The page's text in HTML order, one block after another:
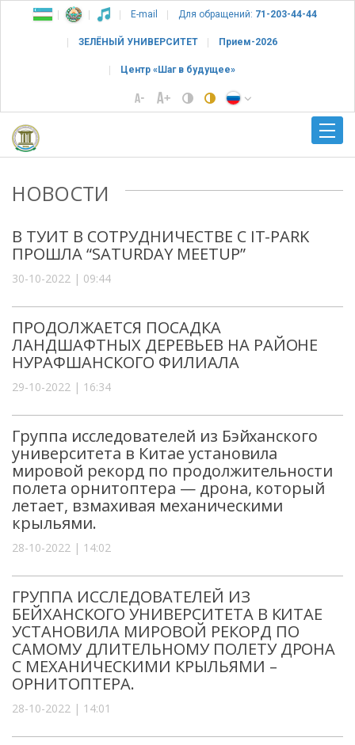
E-mail Для обращений: 71-203-44-44
ЗЕЛЁНЫЙ УНИВЕРСИТЕТ Прием-2026
Центр «Шаг в будущее»
НОВОСТИ
В ТУИТ В СОТРУДНИЧЕСТВЕ С IT-PARK
ПРОШЛА “SATURDAY MEETUP”
30-10-2022 | 09:44
ПРОДОЛЖАЕТСЯ ПОСАДКА
ЛАНДШАФТНЫХ ДЕРЕВЬЕВ НА РАЙОНЕ
НУРАФШАНСКОГО ФИЛИАЛА
29-10-2022 | 16:34
Группа исследователей из Бэйханского
университета в Китае установила
мировой рекорд по продолжительности
полета орнитоптера — дрона, который
летает, взмахивая механическими
крыльями.
28-10-2022 | 14:02
ГРУППА ИССЛЕДОВАТЕЛЕЙ ИЗ
БЕЙХАНСКОГО УНИВЕРСИТЕТА В КИТАЕ
УСТАНОВИЛА МИРОВОЙ РЕКОРД ПО
САМОМУ ДЛИТЕЛЬНОМУ ПОЛЕТУ ДРОНА
С МЕХАНИЧЕСКИМИ КРЫЛЬЯМИ –
ОРНИТОПТЕРА.
28-10-2022 | 14:01